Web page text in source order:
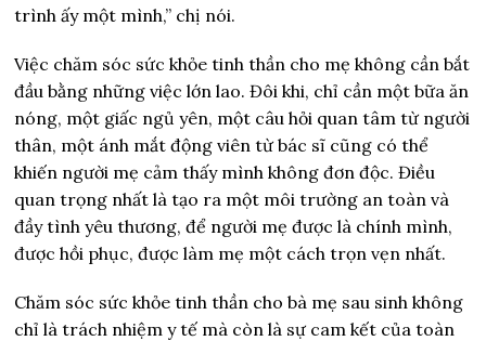
trình ấy một mình,” chị nói.
Việc chăm sóc sức khỏe tinh thần cho mẹ không cần bắt
đầu bằng những việc lớn lao. Đôi khi, chỉ cần một bữa ăn
nóng, một giấc ngủ yên, một câu hỏi quan tâm từ người
thân, một ánh mắt động viên từ bác sĩ cũng có thể
khiến người mẹ cảm thấy mình không đơn độc. Điều
quan trọng nhất là tạo ra một môi trường an toàn và
đầy tình yêu thương, để người mẹ được là chính mình,
được hồi phục, được làm mẹ một cách trọn vẹn nhất.
Chăm sóc sức khỏe tinh thần cho bà mẹ sau sinh không
chỉ là trách nhiệm y tế mà còn là sự cam kết của toàn